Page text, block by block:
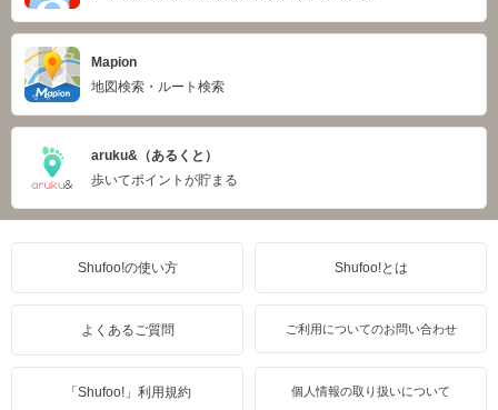
Mapion
地図検索・ルート検索
aruku&（あるくと）
歩いてポイントが貯まる
Shufoo!の使い方 Shufoo!とは
よくあるご質問 ご利用についてのお問い合わせ
「Shufoo!」利用規約 個人情報の取り扱いについて